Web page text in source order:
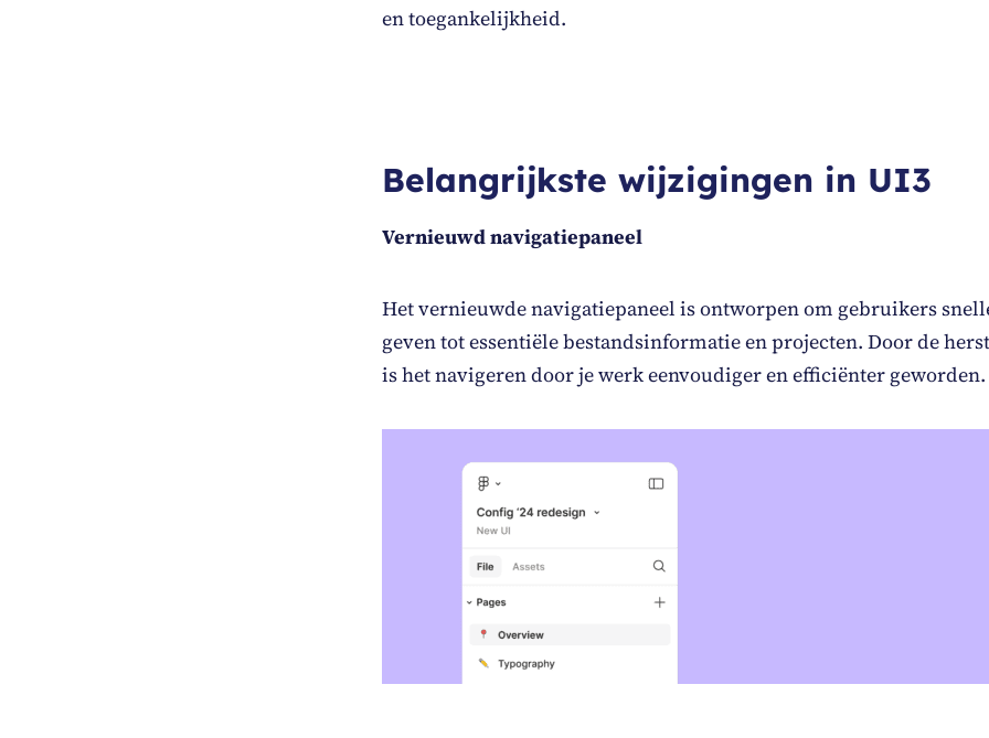
en toegankelijkheid.
Belangrijkste wijzigingen in UI3
Vernieuwd navigatiepaneel
Het vernieuwde navigatiepaneel is ontworpen om gebruikers
geven tot essentiële bestandsinformatie en projecten. Door de
is het navigeren door je werk eenvoudiger en efficiënter geworden.